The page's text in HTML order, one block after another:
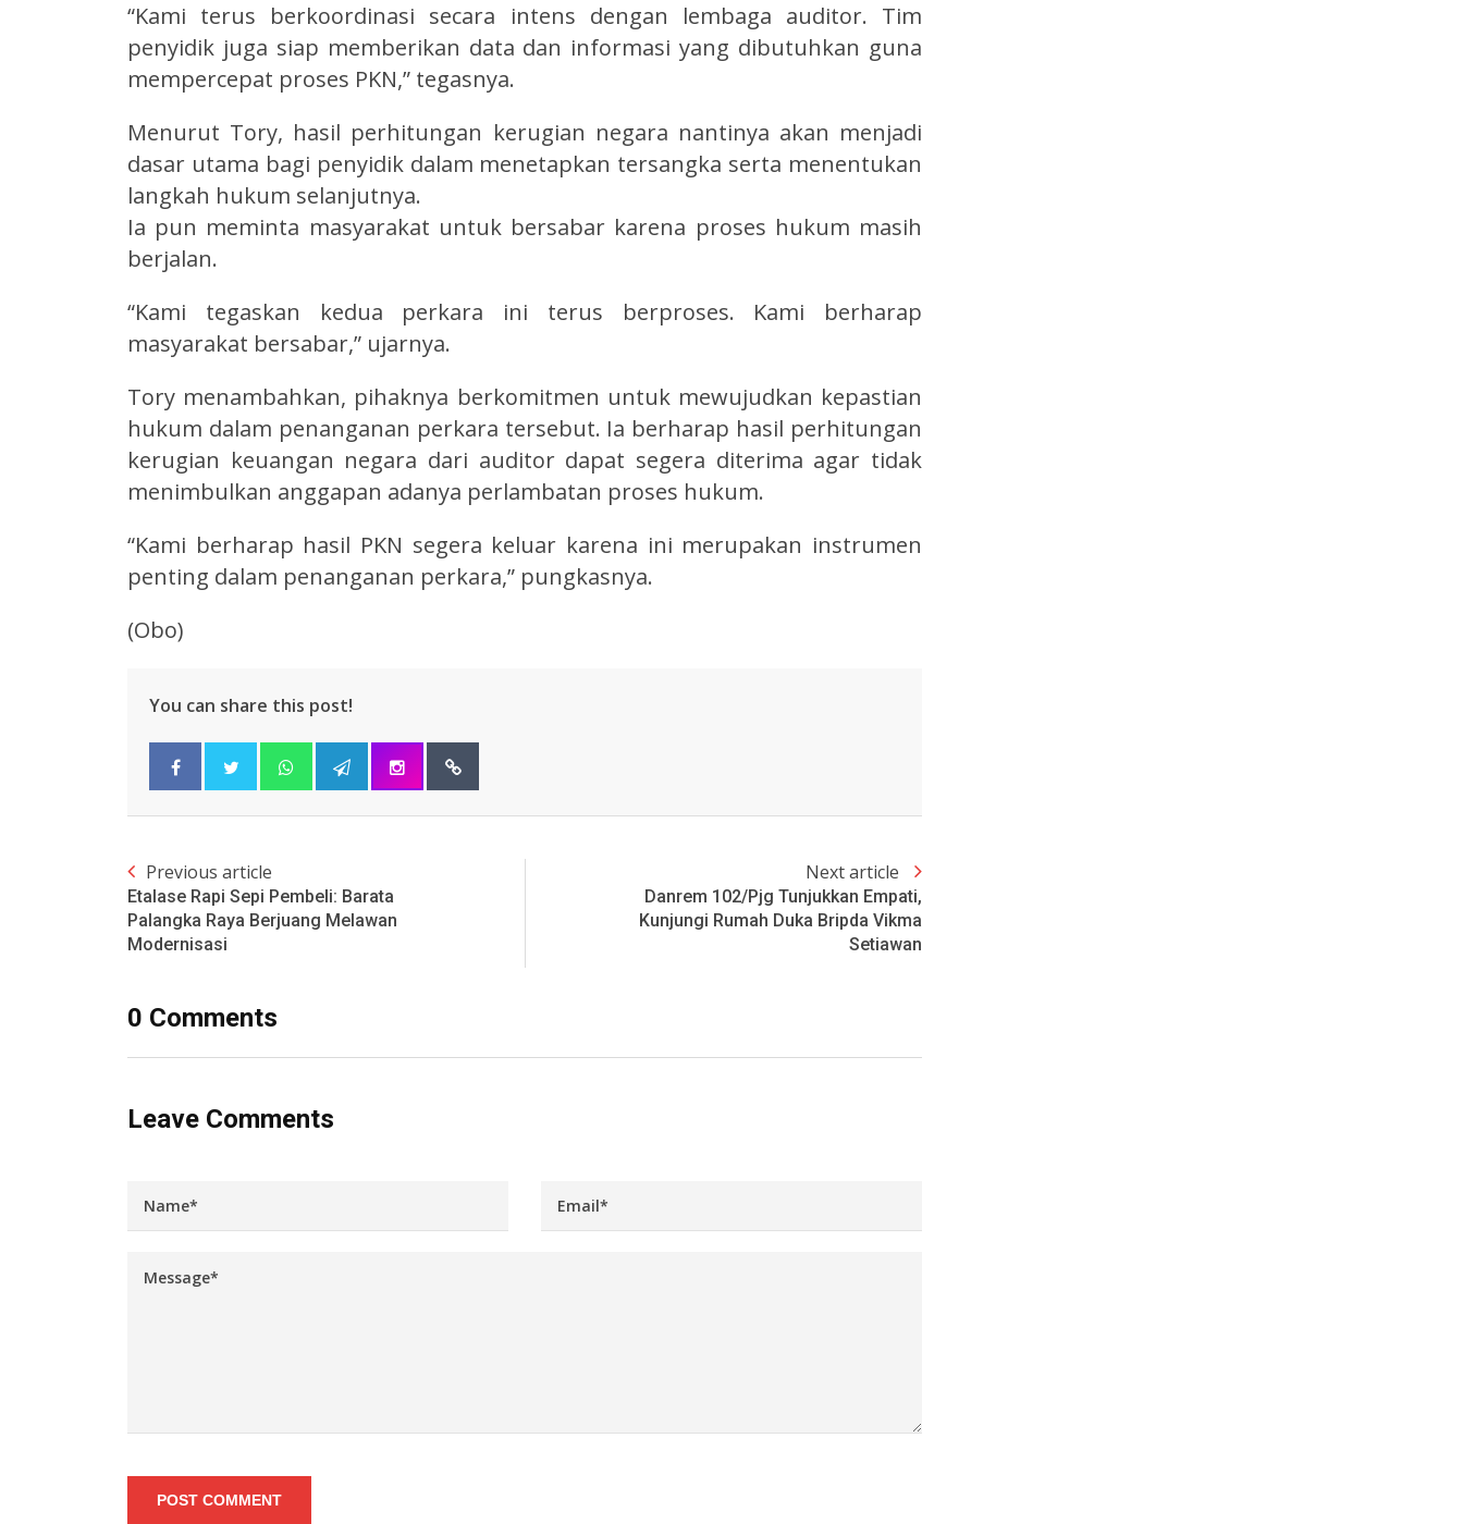
“Kami terus berkoordinasi secara intens dengan lembaga auditor. Tim
penyidik juga siap memberikan data dan informasi yang dibutuhkan guna
mempercepat proses PKN,” tegasnya.
Menurut Tory, hasil perhitungan kerugian negara nantinya akan menjadi
dasar utama bagi penyidik dalam menetapkan tersangka serta menentukan
langkah hukum selanjutnya.
Ia pun meminta masyarakat untuk bersabar karena proses hukum masih
berjalan.
“Kami tegaskan kedua perkara ini terus berproses. Kami berharap
masyarakat bersabar,” ujarnya.
Tory menambahkan, pihaknya berkomitmen untuk mewujudkan kepastian
hukum dalam penanganan perkara tersebut. Ia berharap hasil perhitungan
kerugian keuangan negara dari auditor dapat segera diterima agar tidak
menimbulkan anggapan adanya perlambatan proses hukum.
“Kami berharap hasil PKN segera keluar karena ini merupakan instrumen
penting dalam penanganan perkara,” pungkasnya.
(Obo)
You can share this post!
Previous article
Etalase Rapi Sepi Pembeli: Barata
Palangka Raya Berjuang Melawan
Modernisasi
Next article
Danrem 102/Pjg Tunjukkan Empati,
Kunjungi Rumah Duka Bripda Vikma
Setiawan
0 Comments
Leave Comments
POST COMMENT